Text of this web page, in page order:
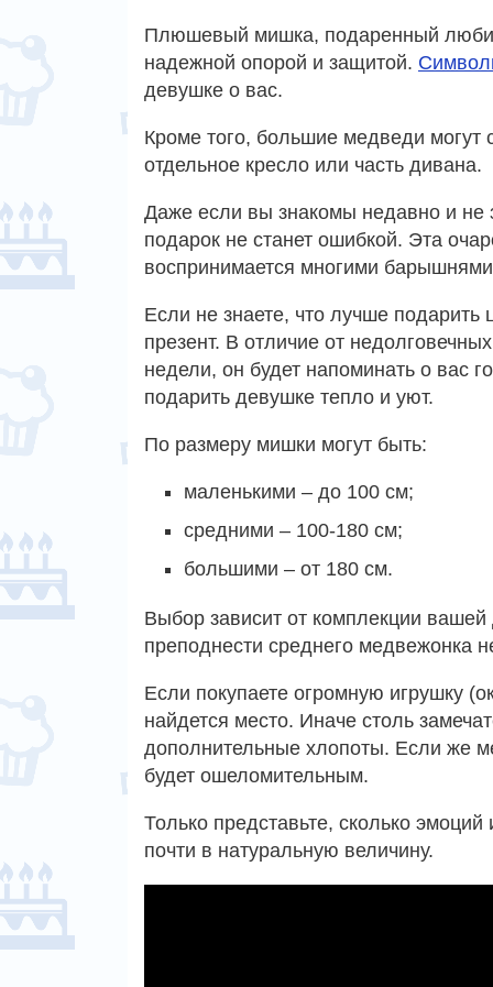
Плюшевый мишка, подаренный
надежной опорой и защитой.
девушке о вас.
Кроме того, большие медведи могут
отдельное кресло или часть дивана.
Даже если вы знакомы недавно и не
подарок не станет ошибкой. Эта
воспринимается многими
Если не знаете, что лучше
презент. В отличие от
недели, он будет напоминать о вас
подарить девушке тепло и уют.
По размеру мишки могут быть:
маленькими – до 100 см;
средними – 100-180 см;
большими – от 180 см.
Выбор зависит от комплекции
преподнести среднего медвежонка
Если покупаете огромную игрушку
найдется место. Иначе столь
дополнительные хлопоты. Если же
будет ошеломительным.
Только представьте, сколько
почти в натуральную величину.